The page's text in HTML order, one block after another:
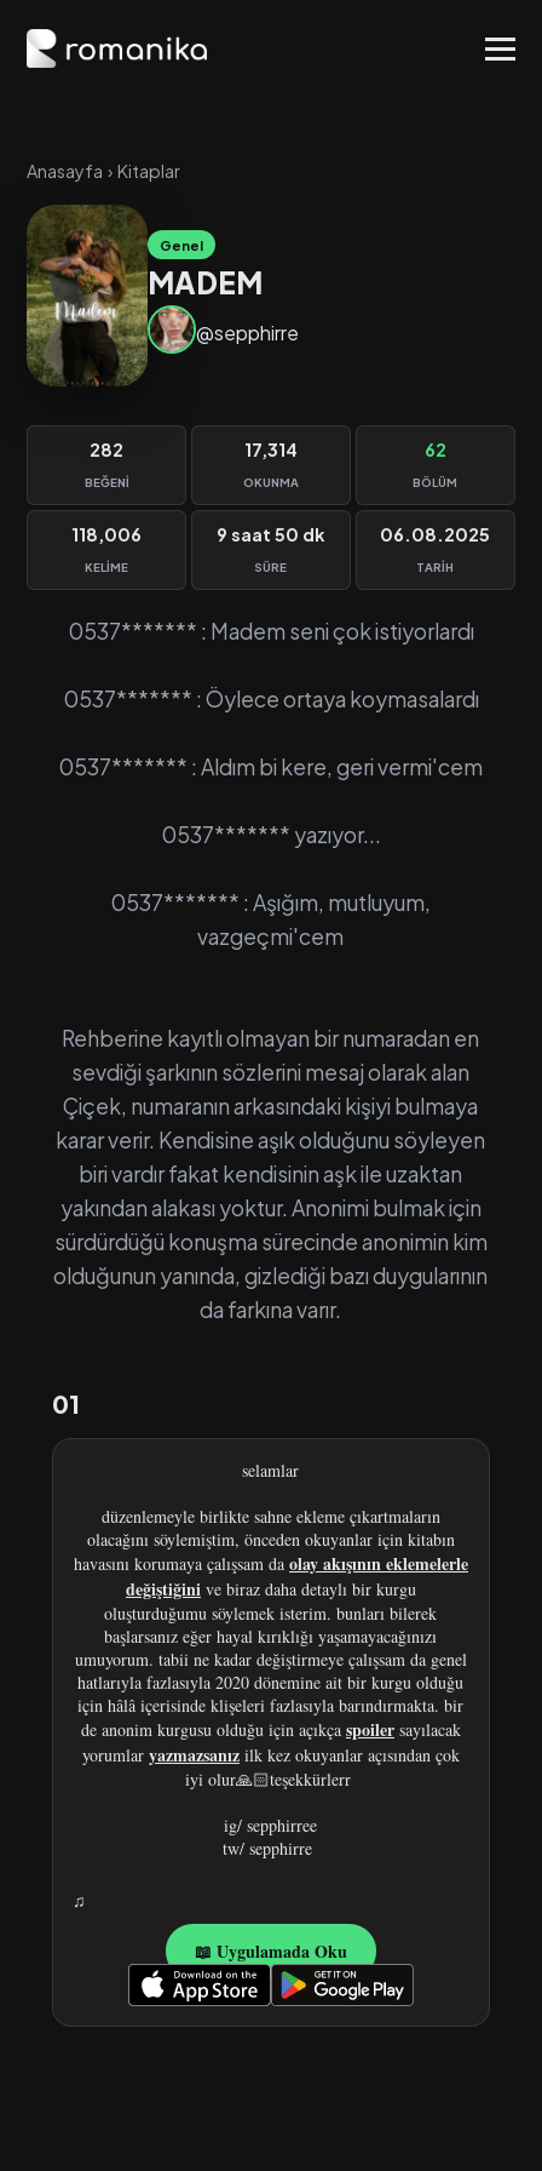
Anasayfa › Kitaplar
Genel
MADEM
@sepphirre
282
BEĞENI
17,314
OKUNMA
62
BÖLÜM
118,006
KELIME
9 saat 50 dk
SÜRE
06.08.2025
TARIH
0537******* : Madem seni çok istiyorlardı
0537******* : Öylece ortaya koymasalardı
0537******* : Aldım bi kere, geri vermi'cem
0537******* yazıyor...
0537******* : Aşığım, mutluyum,
vazgeçmi'cem
Rehberine kayıtlı olmayan bir numaradan en
sevdiği şarkının sözlerini mesaj olarak alan
Çiçek, numaranın arkasındaki kişiyi bulmaya
karar verir. Kendisine aşık olduğunu söyleyen
biri vardır fakat kendisinin aşk ile uzaktan
yakından alakası yoktur. Anonimi bulmak için
sürdürdüğü konuşma sürecinde anonimin kim
olduğunun yanında, gizlediği bazı duygularının
da farkına varır.
01
selamlar
düzenlemeyle birlikte sahne ekleme çıkartmaların
olacağını söylemiştim, önceden okuyanlar için kitabın
havasını korumaya çalışsam da olay akışının eklemelerle
değiştiğinive biraz daha detaylı bir kurgu
oluşturduğumu söylemek isterim. bunları bilerek
başlarsanız eğer hayal kırıklığı yaşamayacağınızı
umuyorum. tabii ne kadar değiştirmeye çalışsam da genel
hatlarıyla fazlasıyla 2020 dönemine ait bir kurgu olduğu
için hâlâ içerisinde klişeleri fazlasıyla barındırmakta. bir
de anonim kurgusu olduğu için açıkça spoilersayılacak
yorumlar yazmazsanızilk kez okuyanlar açısından çok
iyi olur🙏🏻teşekkürlerr
ig/ sepphirree
tw/ sepphirre
♫
📖 Uygulamada Oku